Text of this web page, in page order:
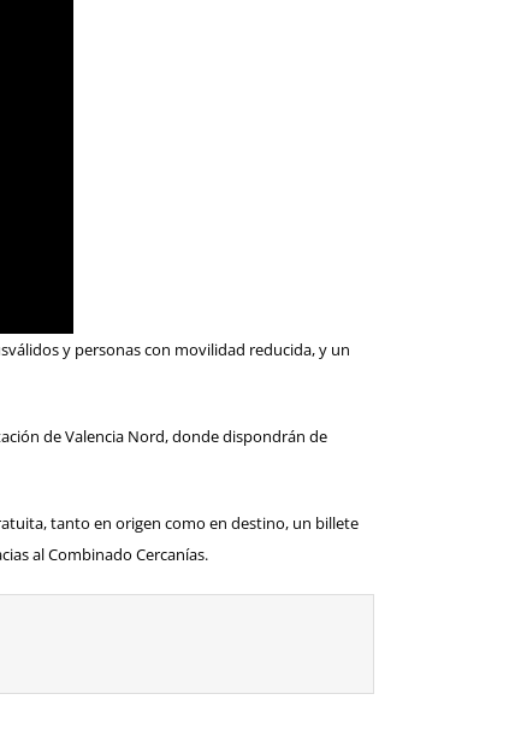
y personas con movilidad reducida, y un
de Valencia Nord, donde dispondrán de
, tanto en origen como en destino, un billete
alCombinado Cercanías.